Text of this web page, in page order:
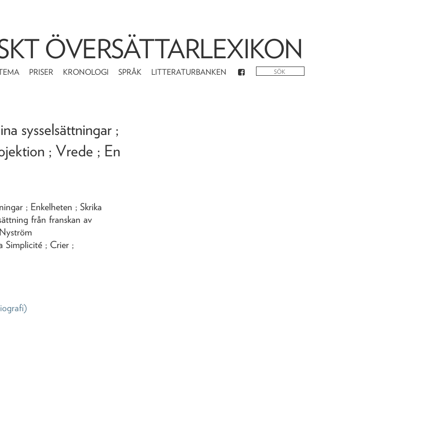
ÖVERSÄTTARLEXIKON
PRISER KRONOLOGI SPRÅK LITTERATURBANKEN
sysselsättningar ;
; Vrede ; En
; Enkelheten ; Skrika
från franskan av
Simplicité ; Crier ;